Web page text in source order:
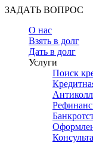
ЗАДАТЬ ВОПРОС
О нас
Взять в долг
Дать в долг
Услуги
Поиск